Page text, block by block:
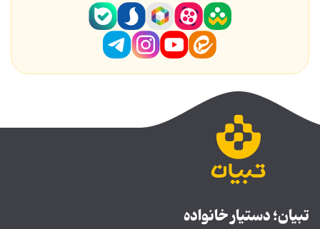
تبیان؛ دستیار خانواده